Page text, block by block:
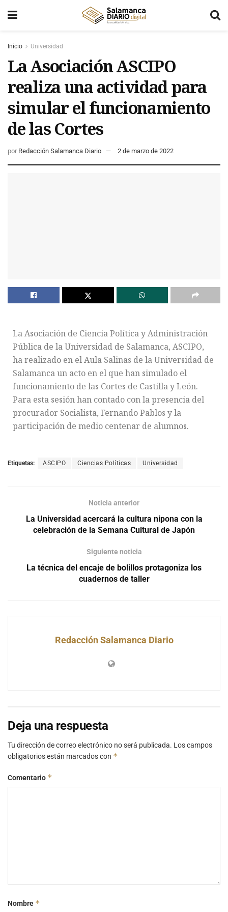
Inicio Universidad
La Asociación ASCIPO
realiza una actividad para
simular el funcionamiento
de las Cortes
por Redacción Salamanca Diario 2 de marzo de 2022
La Asociación de Ciencia Política y Administración
Pública de la Universidad de Salamanca, ASCIPO,
ha realizado en el Aula Salinas de la Universidad de
Salamanca un acto en el que han simulado el
funcionamiento de las Cortes de Castilla y León.
Para esta sesión han contado con la presencia del
procurador Socialista, Fernando Pablos y la
participación de medio centenar de alumnos.
Etiquetas: ASCIPO Ciencias Políticas Universidad
Noticia anterior
La Universidad acercará la cultura nipona con la
celebración de la Semana Cultural de Japón
Siguiente noticia
La técnica del encaje de bolillos protagoniza los
cuadernos de taller
Redacción Salamanca Diario
Deja una respuesta
Tu dirección de correo electrónico no será publicada. Los campos
obligatorios están marcados con *
Comentario *
Nombre *